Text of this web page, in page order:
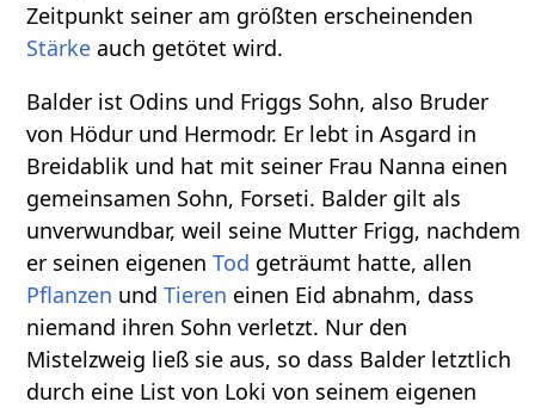
Zeitpunkt seiner am größten erscheinenden
Stärke auch getötet wird.
Balder ist Odins und Friggs Sohn, also Bruder
von Hödur und Hermodr. Er lebt in Asgard in
Breidablik und hat mit seiner Frau Nanna einen
gemeinsamen Sohn, Forseti. Balder gilt als
unverwundbar, weil seine Mutter Frigg, nachdem
er seinen eigenenTod geträumt hatte, allen
Pflanzen undTieren einen Eid abnahm, dass
niemand ihren Sohn verletzt. Nur den
Mistelzweig ließ sie aus, so dass Balder letztlich
durch eine List von Loki von seinem eigenen